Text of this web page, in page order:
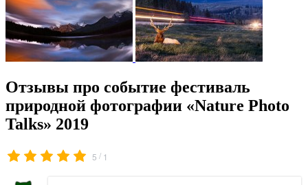
Отзывы про событие фестиваль
природной фотографии «Nature Photo
Talks» 2019
5 / 1